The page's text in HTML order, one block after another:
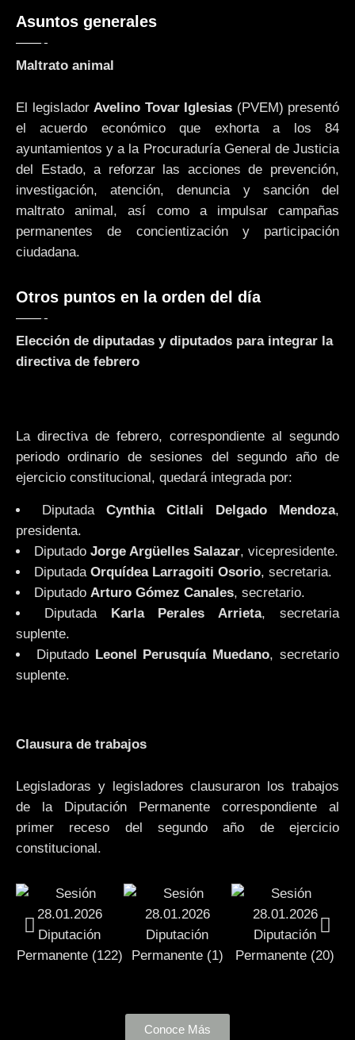
Asuntos generales
Maltrato animal
El legislador Avelino Tovar Iglesias (PVEM) presentó
el acuerdo económico que exhorta a los 84
ayuntamientos y a la Procuraduría General de Justicia
del Estado, a reforzar las acciones de prevención,
investigación, atención, denuncia y sanción del
maltrato animal, así como a impulsar campañas
permanentes de concientización y participación
ciudadana.
Otros puntos en la orden del día
Elección de diputadas y diputados para integrar la
directiva de febrero
La directiva de febrero, correspondiente al segundo
periodo ordinario de sesiones del segundo año de
ejercicio constitucional, quedará integrada por:
Diputada Cynthia Citlali Delgado Mendoza,
presidenta.
Diputado Jorge Argüelles Salazar, vicepresidente.
DiputadaOrquídea Larragoiti Osorio, secretaria.
Diputado Arturo Gómez Canales, secretario.
Diputada Karla Perales Arrieta, secretaria
suplente.
Diputado Leonel Perusquía Muedano, secretario
suplente.
Clausura de trabajos
Legisladoras y legisladores clausuraron los trabajos
de la Diputación Permanente correspondiente al
primer receso del segundo año de ejercicio
constitucional.
Conoce Más